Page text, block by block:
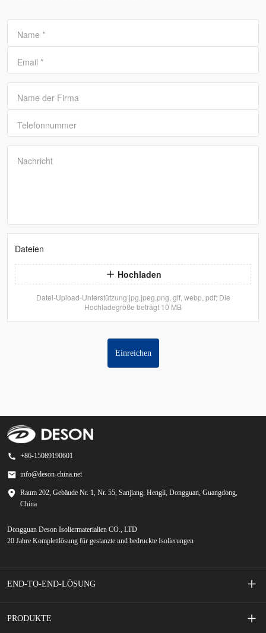
Name *
Email *
Name der Firma
Telefonnummer
Nachricht
Dateien
Hochladen
Datei-Upload-Unterstützung jpg,jpeg,png, gif, webp, pdf; Die
Hochladegröße beträgt 10 MB
Einreichen
+86-15089190601
info@deson-china.net
Raum 202, Gebäude Nr. 1, Nr. 55, Sanjiang, Hengli, Dongguan, Guangdong,
China
Dongguan Deson Isoliermaterialien CO., LTD
20 Jahre Komplettlösung für gestanzte und bedruckte Isolierungen
END-TO-END-LÖSUNG
Siebgedruckte Membranschalter
PRODUKTE